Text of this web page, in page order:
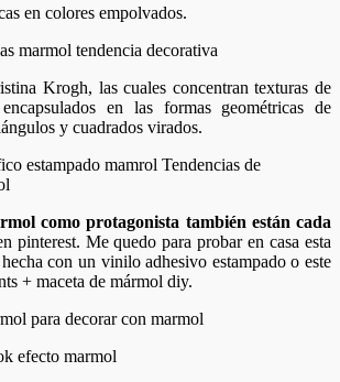
en colores empolvados.
Krogh, las cuales concentran texturas de
en las formas geométricas de
y cuadrados virados.
como protagonista también están cada
pinterest. Me quedo para probar en casa esta
con un vinilo adhesivo estampado o este
+ maceta de mármol diy.